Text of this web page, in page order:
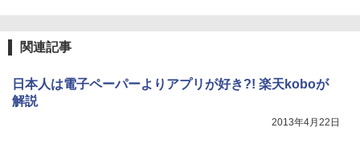
関連記事
日本人は電子ペーパーよりアプリが好き?! 楽天koboが
解説
2013年4月22日